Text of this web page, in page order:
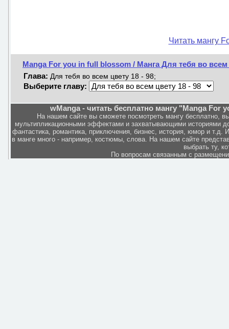
Читать мангу
Manga For you in full blossom / Манга Для тебя во всем
Глава: Для тебя во всем цвету 18 - 98;
Выберите главу:
wManga - читать бесплатно мангу "Manga
На нашем сайте вы сможете посмотреть мангу бесплатно,
мультипликационными эффектами и захватывающими историями
фантастика, романтика, приключения, бизнес, история, юмор и
в манге много - например, костюмы, слова. На нашем сайте
выбрать ту,
По вопросам связанным с